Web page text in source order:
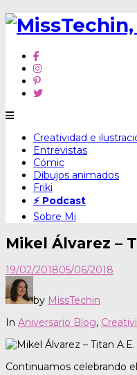
Skip
content
Creatividad e
Entrevistas
Cómic
Dibujos animados
Friki
⚡ Podcast
Sobre Mi
Mikel Álvarez –
19/02/201805/06/2018
by MissTechin
In Aniversario Blog,
Continuamos celebrando